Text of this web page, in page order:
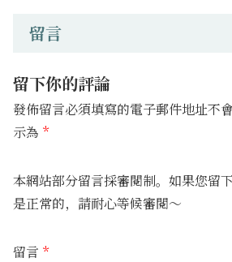
留言
留下你的評論
發佈留言必須填寫的電子郵件地址不會
示為 *
本網站部分留言採審閱制。如果您留
是正常的，請耐心等候審閱～
留言 *